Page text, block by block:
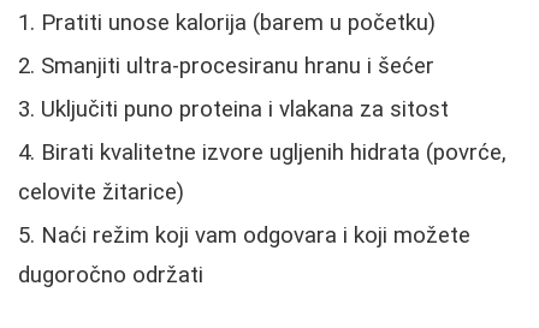
Pratiti unose kalorija (barem u početku)
Smanjiti ultra-procesiranu hranu i šećer
Uključiti puno proteina i vlakana za sitost
Birati kvalitetne izvore ugljenih hidrata (povrće,
celovite žitarice)
Naći režim koji vam odgovara i koji možete
dugoročno održati